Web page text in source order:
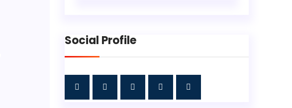
Social Profile